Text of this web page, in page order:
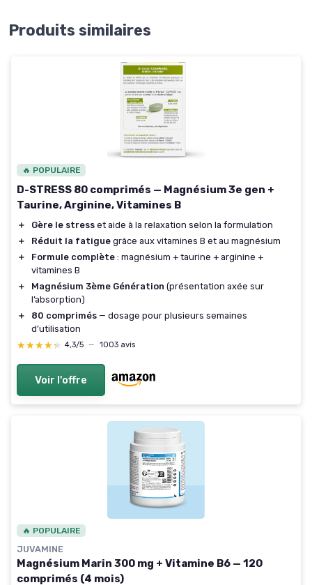
Produits similaires
🔥 POPULAIRE
D-STRESS 80 comprimés — Magnésium 3e gen +
Taurine, Arginine, Vitamines B
＋ Gère le stress et aide à la relaxation selon la formulation
＋
Réduit la fatigue grâce aux vitamines B et au magnésium
＋
Formule complète : magnésium + taurine + arginine +
vitamines B
＋
Magnésium 3ème Génération (présentation axée sur
l’absorption)
＋
80 comprimés — dosage pour plusieurs semaines
d’utilisation
★★★★★
★★★★★ 4,3/5 — 1003 avis
Voir l'offre
🔥 POPULAIRE
JUVAMINE
Magnésium Marin 300 mg + Vitamine B6 — 120
comprimés (4 mois)